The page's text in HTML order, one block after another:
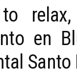
to
en
Santo